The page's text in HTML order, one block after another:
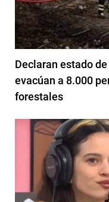
Declaran estado
evacúan a 8.000
forestales